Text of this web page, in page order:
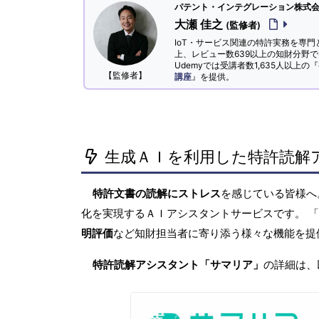
【監修者】
パテント・インテグレーション株式
大瀬 佳之 (監修者)
IoT・サービス関連の特許実務を専
上、レビュー数639以上の知財分野
Udemyでは受講者数1,635人以上の『
講座 』を提供。
生成ＡＩを利用した特許読
特許文書の読解にストレスを感じている皆様
化を実現するＡＩアシスタントサービスです。
明評価など知財担当者に寄り添う様々な機能を
特許読解アシスタント「サマリア」 の詳細は